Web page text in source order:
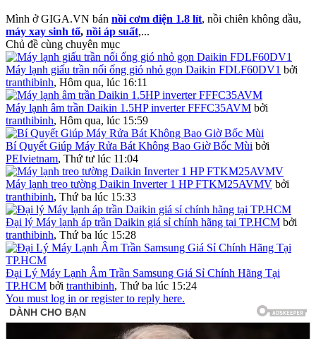
Mình ở GIGA.VN bán nồi cơm điện 1.8 lít, nồi chiên không dầu,
máy xay sinh tố, nồi áp suất,...
Chủ đề cùng chuyên mục
Máy lạnh giấu trần nối ống gió nhỏ gọn Daikin FDLF60DV1 bởi
tranthibinh, Hôm qua, lúc 16:11
Máy lạnh âm trần Daikin 1.5HP inverter FFFC35AVM bởi
tranthibinh, Hôm qua, lúc 15:59
Bí Quyết Giúp Máy Rửa Bát Không Bao Giờ Bốc Mùi bởi
PEIvietnam, Thứ tư lúc 11:04
Máy lạnh treo tường Daikin Inverter 1 HP FTKM25AVMV bởi
tranthibinh, Thứ ba lúc 15:33
Đại lý Máy lạnh áp trần Daikin giá sỉ chính hãng tại TP.HCM bởi
tranthibinh, Thứ ba lúc 15:28
Đại Lý Máy Lạnh Âm Trần Samsung Giá Sỉ Chính Hãng Tại
TP.HCM bởi tranthibinh, Thứ ba lúc 15:24
You must log in or register to reply here.